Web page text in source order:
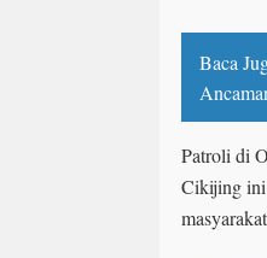
Baca
Patroli di
Cikijing ini